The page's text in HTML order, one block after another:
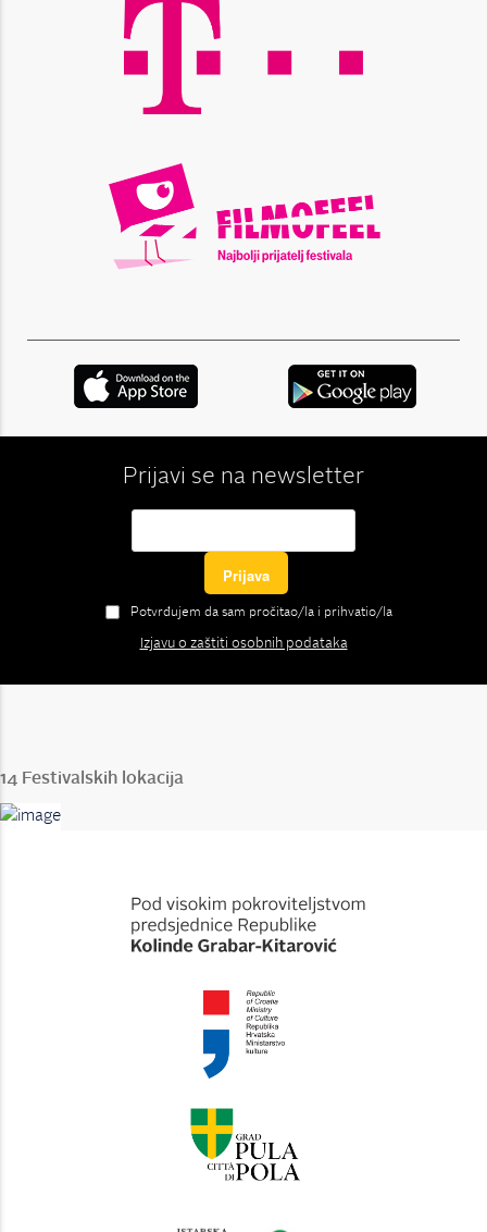
Prijavi se na newsletter
Potvrđujem da sam pročitao/la i prihvatio/la
Izjavu o zaštiti osobnih podataka
14 Festivalskih lokacija